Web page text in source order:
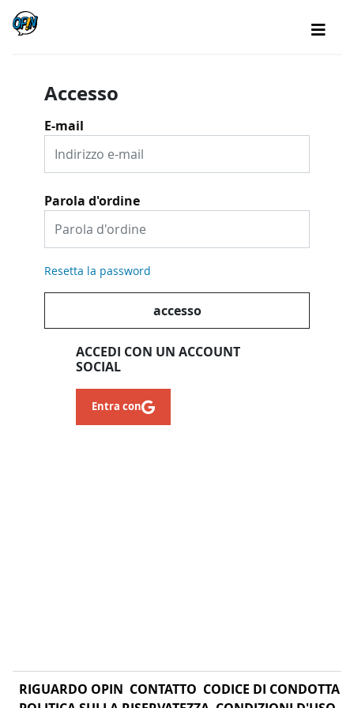
Accesso
E-mail
Parola d'ordine
Resetta la password
accesso
ACCEDI CON UN ACCOUNT
SOCIAL
Entra con
RIGUARDO OPIN CONTATTO CODICE DI CONDOTTA